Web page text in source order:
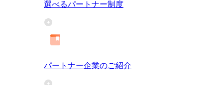
選べるパートナー制度
パートナー企業のご紹介